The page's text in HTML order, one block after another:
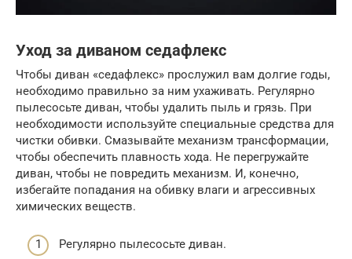
Уход за диваном седафлекс
Чтобы диван «седафлекс» прослужил вам долгие годы,
необходимо правильно за ним ухаживать. Регулярно
пылесосьте диван, чтобы удалить пыль и грязь. При
необходимости используйте специальные средства для
чистки обивки. Смазывайте механизм трансформации,
чтобы обеспечить плавность хода. Не перегружайте
диван, чтобы не повредить механизм. И, конечно,
избегайте попадания на обивку влаги и агрессивных
химических веществ.
Регулярно пылесосьте диван.